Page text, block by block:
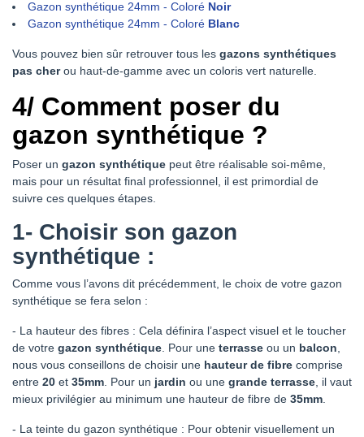
Gazon synthétique 24mm - Coloré Noir
Gazon synthétique 24mm - Coloré Blanc
Vous pouvez bien sûr retrouver tous les gazons synthétiques
pas cherou haut-de-gamme avec un coloris vert naturelle.
4/ Comment poser du
gazon synthétique ?
Poser un gazon synthétique peut être réalisable soi-même,
mais pour un résultat final professionnel, il est primordial de
suivre ces quelques étapes.
1- Choisir son gazon
synthétique :
Comme vous l’avons dit précédemment, le choix de votre gazon
synthétique se fera selon :
- La hauteur des fibres : Cela définira l’aspect visuel et le toucher
de votre gazon synthétique . Pour une terrasse ou un balcon
nous vous conseillons de choisir une hauteur de fibre comprise
entre 20 et 35mm . Pour un jardin ou une grande terrasse , il vaut
mieux privilégier au minimum une hauteur de fibre de 35mm
- La teinte du gazon synthétique : Pour obtenir visuellement un